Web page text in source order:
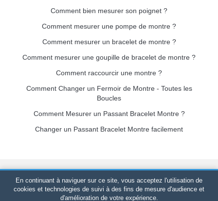
Comment bien mesurer son poignet ?
Comment mesurer une pompe de montre ?
Comment mesurer un bracelet de montre ?
Comment mesurer une goupille de bracelet de montre ?
Comment raccourcir une montre ?
Comment Changer un Fermoir de Montre - Toutes les
Boucles
Comment Mesurer un Passant Bracelet Montre ?
Changer un Passant Bracelet Montre facilement
Bracelet-de-montre.com© 2026Tous droits réservés-SIRET
520 247 727 000 57 -Plateforme Juridique : BP 20075 - 31121
PORTET PDC - France Métropolitaine-Vente en ligne
En continuant à naviguer sur ce site, vous acceptez l'utilisation de
cookies et technologies de suivi à des fins de mesure d'audience et
d'amélioration de votre expérience.